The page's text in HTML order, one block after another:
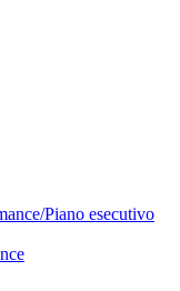
Piano esecutivo